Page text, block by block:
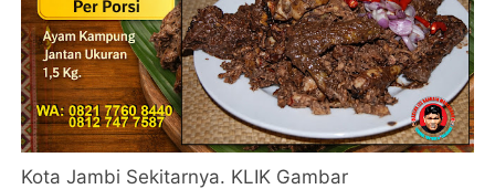
Kota Jambi Sekitarnya. KLIK Gambar